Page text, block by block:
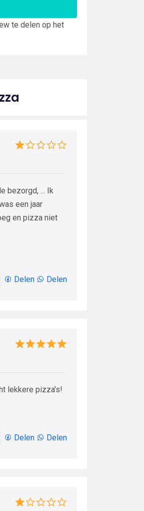
te delen op het
bezorgd, ... Ik
een jaar
en pizza niet
Delen Delen
lekkere pizza's!
Delen Delen